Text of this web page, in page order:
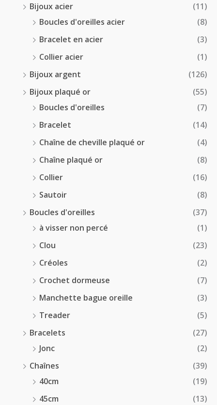
Bijoux acier
(11)
Boucles d'oreilles acier
(8)
Bracelet en acier
(3)
Collier acier
(1)
Bijoux argent
(126)
Bijoux plaqué or
(55)
Boucles d'oreilles
(7)
Bracelet
(14)
Chaîne de cheville plaqué or
(4)
Chaîne plaqué or
(8)
Collier
(16)
Sautoir
(8)
Boucles d'oreilles
(37)
à visser non percé
(1)
Clou
(23)
Créoles
(2)
Crochet dormeuse
(7)
Manchette bague oreille
(3)
Treader
(5)
Bracelets
(27)
Jonc
(2)
Chaînes
(39)
40cm
(19)
45cm
(13)